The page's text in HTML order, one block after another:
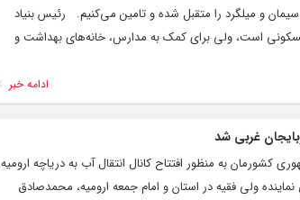
و میلگرد را متقبل شده و تامین می‌کنیم. رئیس بنیاد
است، ولی برای کمک به مدارس، خانه‌های بهداشت و
ادامه خبر
غربی شد
کشورمان به منظور افتتاح کانال انتقال آب به دریاچه ارومیه
ولی فقیه در استان و امام جمعه ارومیه، محمدصادق